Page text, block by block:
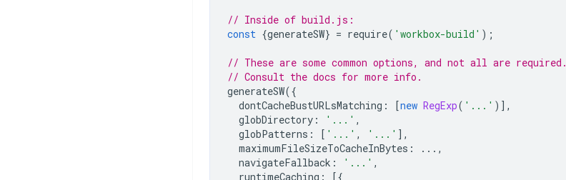
// Inside of build.js:
const {generateSW} = require( 'workbox-build' );
// These are some common options, and not all are required.
// Consult the docs for more info.
generateSW({
dontCacheBustURLsMatching : [new RegExp( '...' )],
globDirectory : '...' ,
globPatterns : [ '...' , '...' ],
maximumFileSizeToCacheInBytes :
...,
navigateFallback : '...' ,
runtimeCaching :
[{